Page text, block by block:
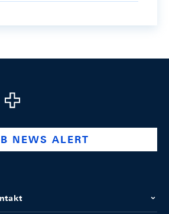
company/swiss-national-
@swissnationalbank
NEWS ALERT